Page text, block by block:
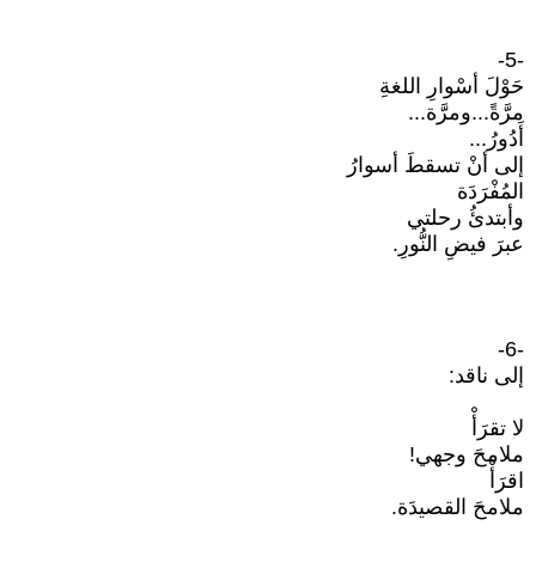
-5-
حَوْلَ أسْوارِ اللغةِ
مرَّةً...ومرَّة...
أَدُورُ...
إلى أنْ تسقطَ أسوارُ
المُفْرَدَة
وأبتدئُ رحلتي
عبرَ فيضِ النُّورِ.
-6-
إلى ناقد:
لا تقرَأْ
ملامحَ وجهي!
اقرَأْ
ملامحَ القصيدَة.